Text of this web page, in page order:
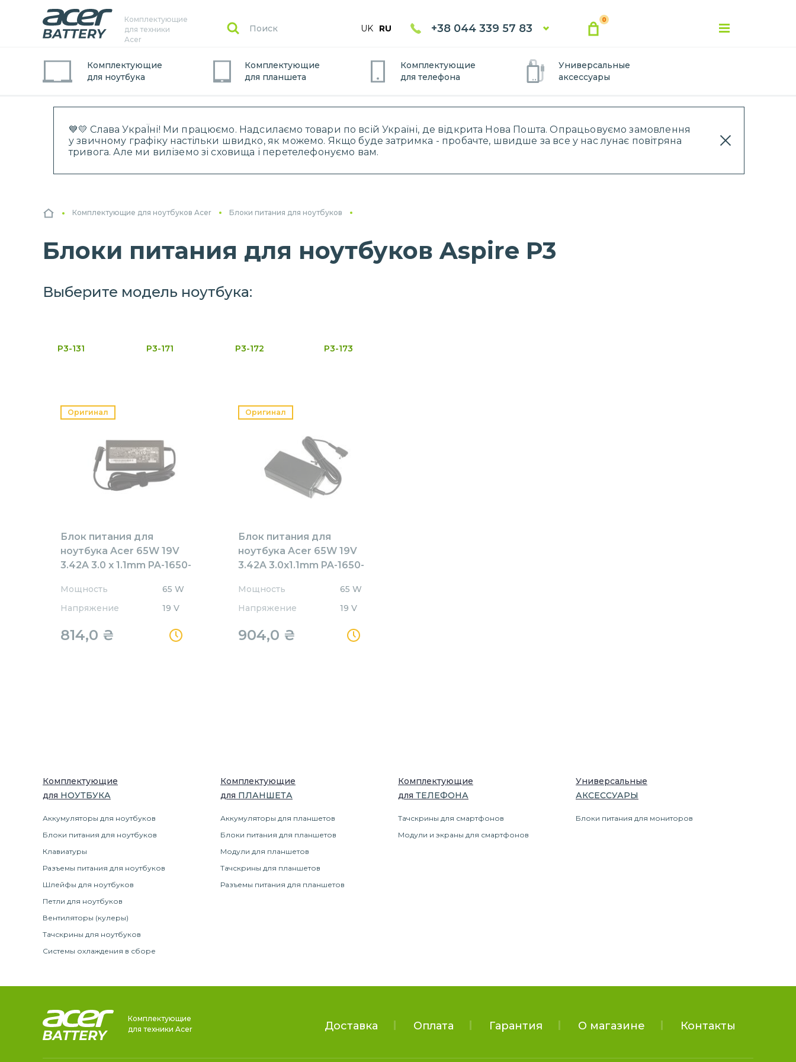
💙💛 Слава УкраЇні! Ми працюємо. Надсилаємо товари по всій Україні, де відкрита Нова Пошта. Опрацьовуємо замовлення
у звичному графіку настільки швидко, як можемо. Якщо буде затримка - пробачте, швидше за все у нас лунає повітряна
тривога. Але ми виліземо зі сховища і перетелефонуємо вам.
Комплектующие
для техники
Acer
UK RU +38 044 339 57 83
0
Комплектующие
для ноутбука
Комплектующие
для планшета
Комплектующие
для телефона
Универсальные
аксессуары
Комплектующие для ноутбуков Acer Блоки питания для ноутбуков
Блоки питания для ноутбуков Aspire P3
Выберите модель ноутбука:
P3-131 P3-171 P3-172 P3-173
Оригинал
Блок питания для
ноутбука Acer 65W 19V
3.42A 3.0 x 1.1mm PA-1650-
Мощность
65 W
Напряжение
19 V
814,0 ₴
Оригинал
Блок питания для
ноутбука Acer 65W 19V
3.42A 3.0x1.1mm PA-1650-
Мощность
65 W
Напряжение
19 V
904,0 ₴
Комплектующие
для НОУТБУКА
Аккумуляторы для ноутбуков
Блоки питания для ноутбуков
Клавиатуры
Разъемы питания для ноутбуков
Шлейфы для ноутбуков
Петли для ноутбуков
Вентиляторы (кулеры)
Тачскрины для ноутбуков
Системы охлаждения в сборе
Комплектующие
для ПЛАНШЕТА
Аккумуляторы для планшетов
Блоки питания для планшетов
Модули для планшетов
Тачскрины для планшетов
Разъемы питания для планшетов
Комплектующие
для ТЕЛЕФОНА
Тачскрины для смартфонов
Модули и экраны для смартфонов
Универсальные
АКСЕССУАРЫ
Блоки питания для мониторов
Комплектующие
для техники Acer
Доставка Оплата Гарантия О магазине Контакты